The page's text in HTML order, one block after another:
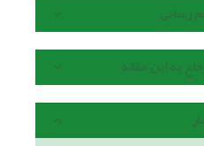
رسانی
به این مقاله